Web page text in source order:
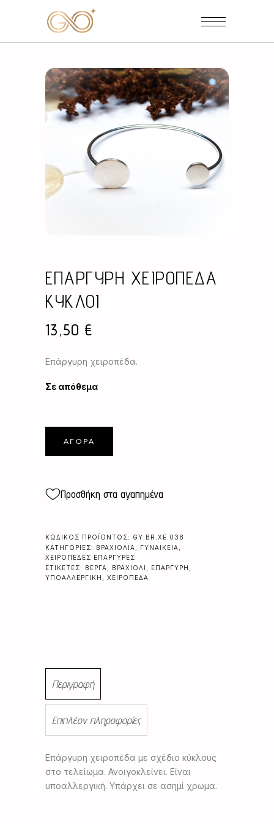
ΕΠΑΡΓΥΡΗ ΧΕΙΡΟΠΕΔΑ
ΚΥΚΛΟΙ
13,50 €
Επάργυρη χειροπέδα.
Σε απόθεμα
ΑΓΟΡΆ
Προσθήκη στα αγαπημένα
ΚΩΔΙΚΌΣ ΠΡΟΪΌΝΤΟΣ: GY.BR.XE.038
ΚΑΤΗΓΟΡΊΕΣ: ΒΡΑΧΙΌΛΙΑ ΓΥΝΑΙΚΕΊΑ
ΧΕΙΡΟΠΈΔΕΣ ΕΠΆΡΓΥΡΕΣ
ΕΤΙΚΈΤΕΣ: ΒΈΡΓΑ ΒΡΑΧΙΌΛΙ ΕΠΆΡΓΥΡΗ
ΥΠΟΑΛΛΕΡΓΙΚΉ
ΧΕΙΡΟΠΈΔΑ
Περιγραφή
Επιπλέον πληροφορίες
Επάργυρη χειροπέδα με σχέδιο κύκλους
στο τελείωμα. Ανοιγοκλείνει. Είναι
υποαλλεργική. Υπάρχει σε ασημί χρωμα.